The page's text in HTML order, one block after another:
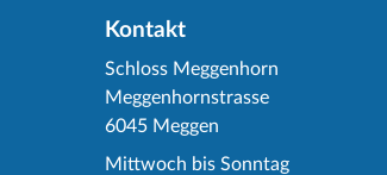
Kontakt
Schloss Meggenhorn
Meggenhornstrasse
6045 Meggen
Mittwoch bis Sonntag